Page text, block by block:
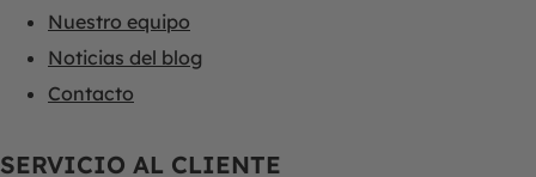
Nuestro equipo
Noticias del blog
Contacto
SERVICIO AL CLIENTE